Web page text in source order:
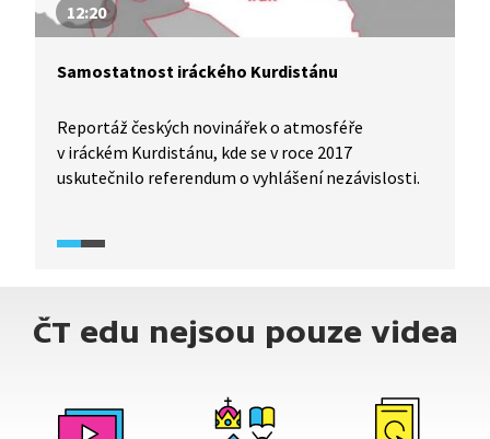
12:20
Samostatnost iráckého Kurdistánu
Reportáž českých novinářek o atmosféře
v iráckém Kurdistánu, kde se v roce 2017
uskutečnilo referendum o vyhlášení nezávislosti.
ČT edu nejsou pouze videa